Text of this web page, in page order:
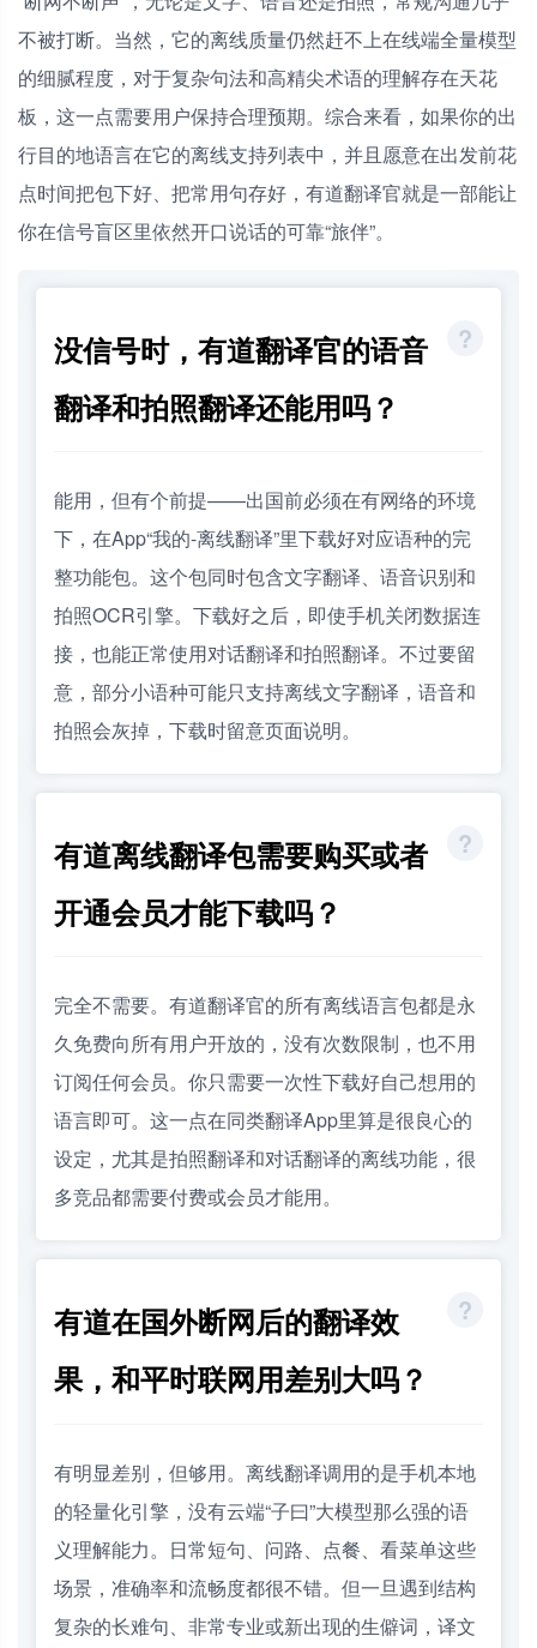
不被打断。当然，它的离线质量仍然赶不上在线端全量模型
的细腻程度，对于复杂句法和高精尖术语的理解存在天花
板，这一点需要用户保持合理预期。综合来看，如果你的出
行目的地语言在它的离线支持列表中，并且愿意在出发前花
点时间把包下好、把常用句存好，有道翻译官就是一部能让
你在信号盲区里依然开口说话的可靠“旅伴”。
没信号时，有道翻译官的语音
翻译和拍照翻译还能用吗？
能用，但有个前提——出国前必须在有网络的环境
下，在App“我的-离线翻译”里下载好对应语种的完
整功能包。这个包同时包含文字翻译、语音识别和
拍照OCR引擎。下载好之后，即使手机关闭数据连
接，也能正常使用对话翻译和拍照翻译。不过要留
意，部分小语种可能只支持离线文字翻译，语音和
拍照会灰掉，下载时留意页面说明。
有道离线翻译包需要购买或者
开通会员才能下载吗？
完全不需要。有道翻译官的所有离线语言包都是永
久免费向所有用户开放的，没有次数限制，也不用
订阅任何会员。你只需要一次性下载好自己想用的
语言即可。这一点在同类翻译App里算是很良心的
设定，尤其是拍照翻译和对话翻译的离线功能，很
多竞品都需要付费或会员才能用。
有道在国外断网后的翻译效
果，和平时联网用差别大吗？
有明显差别，但够用。离线翻译调用的是手机本地
的轻量化引擎，没有云端“子曰”大模型那么强的语
义理解能力。日常短句、问路、点餐、看菜单这些
场景，准确率和流畅度都很不错。但一旦遇到结构
复杂的长难句、非常专业或新出现的生僻词，译文